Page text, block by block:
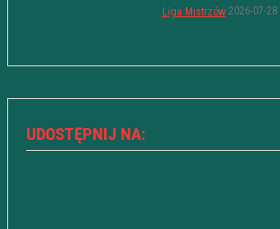
Liga Mistrzów 2026-07-28
UDOSTĘPNIJ NA: